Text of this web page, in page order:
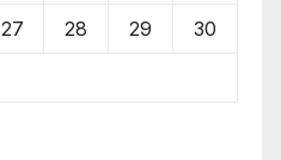
27 28 29 30